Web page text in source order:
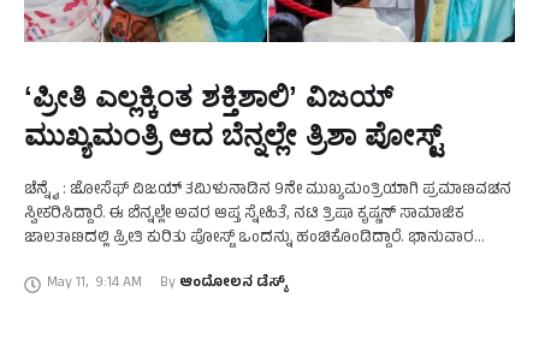
ʻಪ್ರೀತಿ ಎಲ್ಲಕ್ಕಿಂತ ಶಕ್ತಿಶಾಲಿʼ ವಿಜಯ್‌
ಮುಖ್ಯಮಂತ್ರಿ ಆದ ಬೆನ್ನಲ್ಲೇ ತ್ರಿಶಾ ಪೋಸ್ಟ್‌
ಚೆನ್ನೈ : ಜೋಸೆಫ್‌ ವಿಜಯ್ ತಮಿಳುನಾಡಿನ 9ನೇ ಮುಖ್ಯಮಂತ್ರಿಯಾಗಿ ಪ್ರಮಾಣವಚನ
ಸ್ವೀಕರಿಸಿದ್ದಾರೆ. ಈ ಬೆನ್ನಲ್ಲೇ ಅವರ ಆಪ್ತ ಸ್ನೇಹಿತೆ, ನಟಿ ತ್ರಿಷಾ ಕೃಷ್ಣನ್ ಸಾಮಾಜಿಕ
ಜಾಲತಾಣದಲ್ಲಿ ಪ್ರೀತಿ ಕುರಿತು ಪೋಸ್ಟ್‌ ಒಂದನ್ನು ಹಂಚಿಕೊಂಡಿದ್ದಾರೆ. ಭಾನುವಾರ
May 11, 9:14 AM By ಆಂದೋಲನ ಡೆಸ್ಕ್